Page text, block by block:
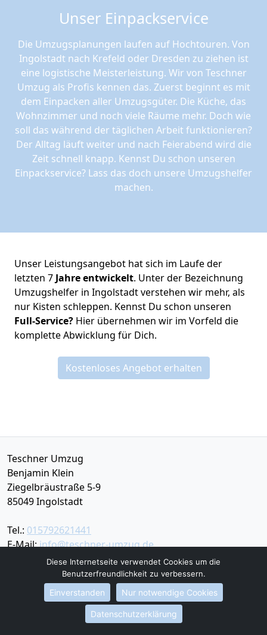
Unser Einpackservice
Die Umzugsplanungen laufen auf Hochtouren. Von
Ingolstadt nach Krefeld oder Dresden zu ziehen ist
eine logistische Meisterleistung. Wir von Teschner
Umzug als Profis kennen das. Zuerst beginnt es mit
dem Einpacken aller Umzugsgüter. Die Küche, das
Wohnzimmer und noch viele Räume mehr. Doch wie
soll das während der täglichen Arbeit funktionieren?
Der Alltag läuft weiter und nach Feierabend wird die
Zeit schnell knapp. Kennst Du schon unseren
Einpackservice? Lass das doch unsere Umzugshelfer
machen.
Unser Leistungsangebot hat sich im Laufe der
letzten 7 Jahre entwickelt. Unter der Bezeichnung
Umzugshelfer in Ingolstadt verstehen wir mehr, als
nur Kisten schleppen. Kennst Du schon unseren
Full-Service? Hier übernehmen wir im Vorfeld die
komplette Abwicklung für Dich.
Kostenloses Angebot erhalten
Teschner Umzug
Benjamin Klein
Ziegelbräustraße 5-9
85049Ingolstadt
Tel.: 015792621441
E-Mail:info@teschner-umzug.de
Öffnungszeiten:Mo - Sa: 09:00 - 19:00 Uhr
Diese Internetseite verwendet Cookies um die
Benutzerfreundlichkeit zu verbessern.
Einverstanden Nur notwendige Cookies
Datenschutzerklärung